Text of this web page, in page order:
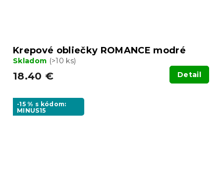
Krepové obliečky ROMANCE modré
Skladom (>10 ks)
18.40 € Detail
-15 % s kódom:
MINUS15